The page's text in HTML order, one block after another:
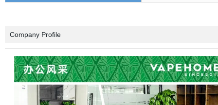
Company Profile